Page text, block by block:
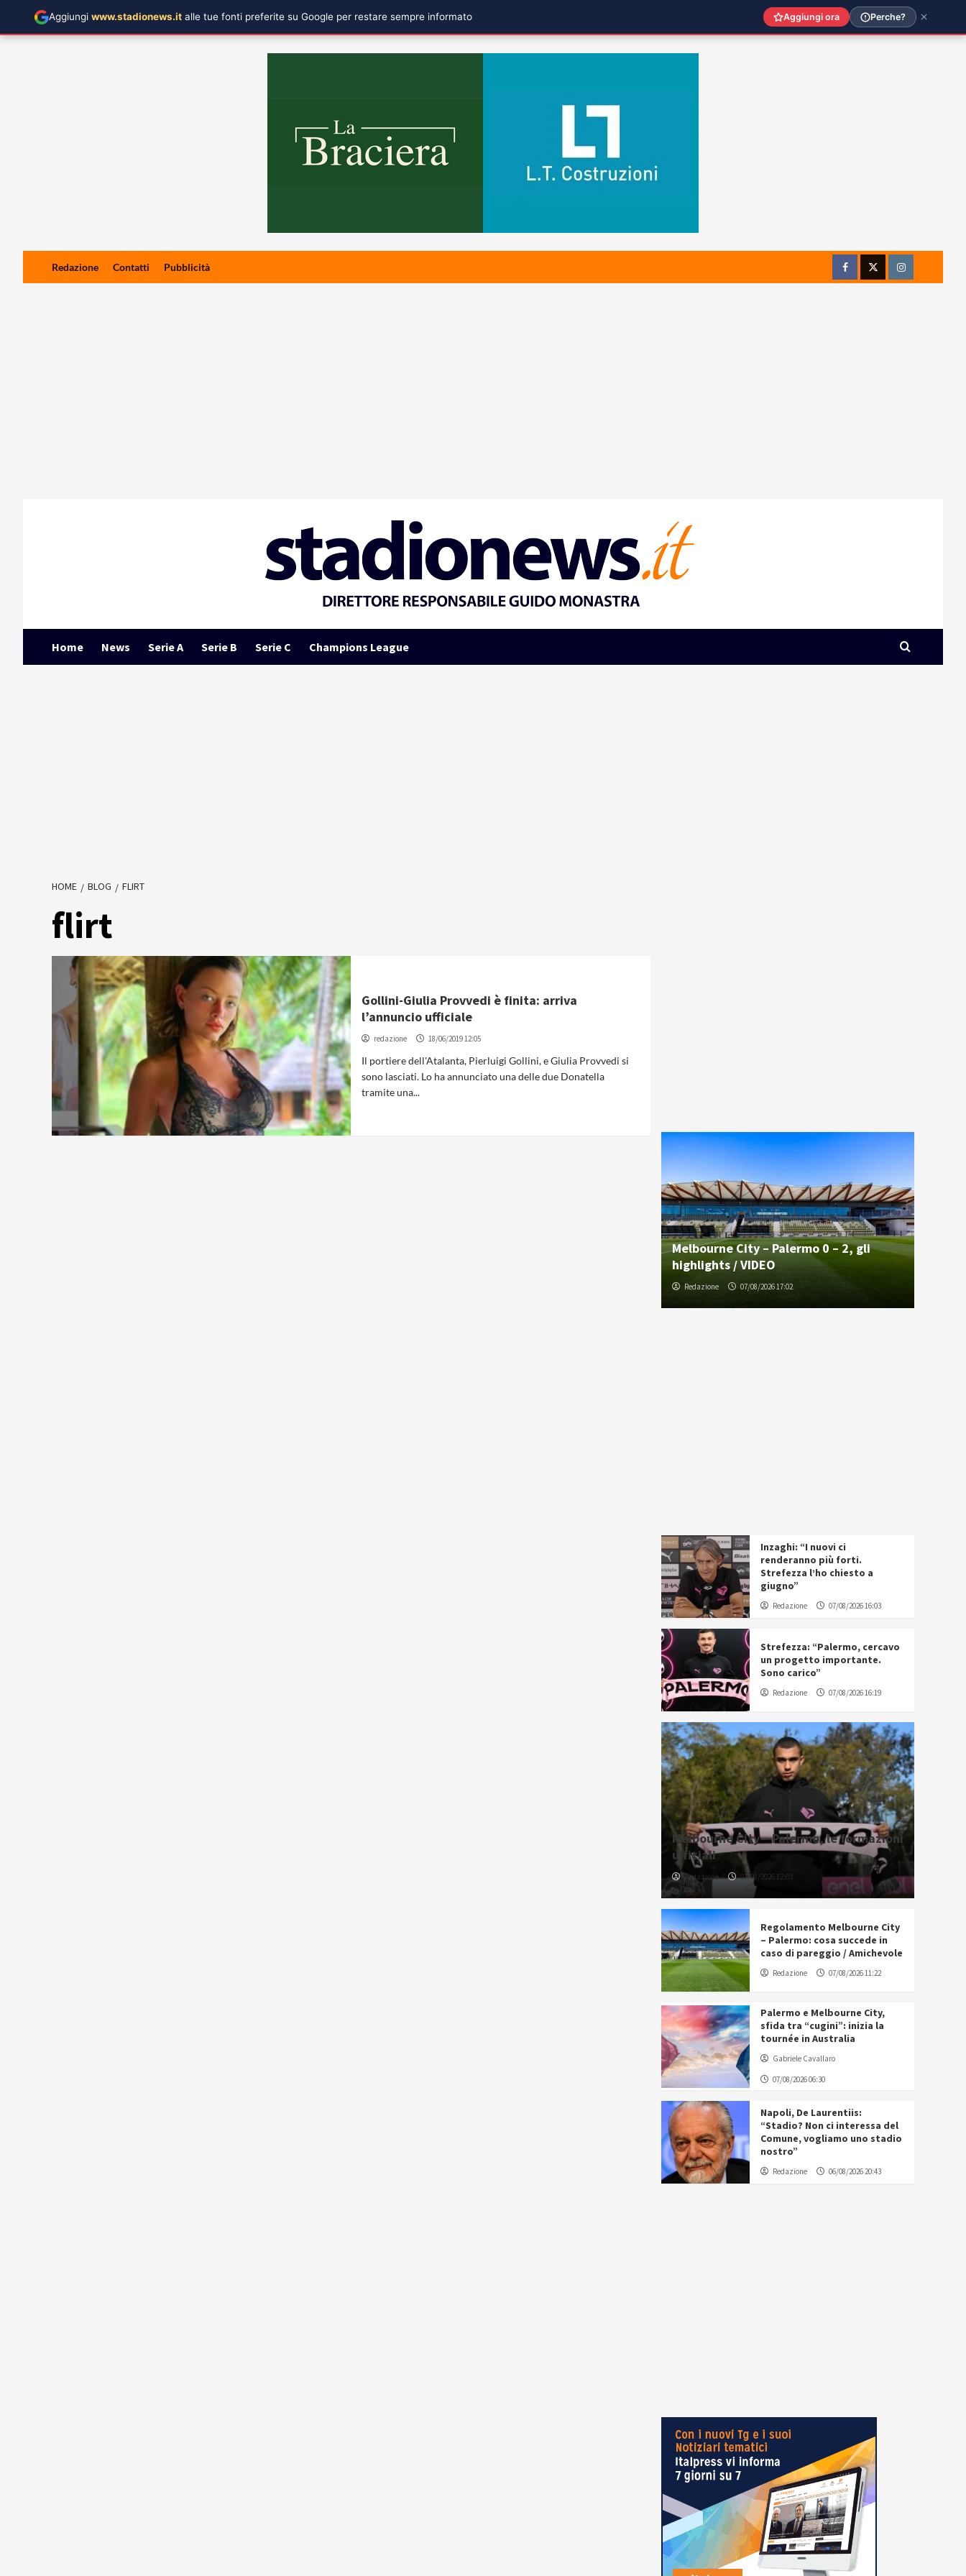
Redazione Contatti Pubblicità
FacebookTwitterInstagram
Home News Serie A Serie B Serie C Champions League
HOME BLOG FLIRT
flirt
Gollini-Giulia Provvedi è finita: arriva
l’annuncio ufficiale
redazione 18/06/2019 12:05
Il portiere dell'Atalanta, Pierluigi Gollini, e Giulia Provvedi si
sono lasciati. Lo ha annunciato una delle due Donatella
tramite una...
Melbourne City – Palermo 0 – 2, gli
highlights / VIDEO
Redazione 07/08/2026 17:02
Inzaghi: “I nuovi ci
renderanno più forti.
Strefezza l’ho chiesto a
giugno”
Redazione 07/08/2026 16:03
Strefezza: “Palermo, cercavo
un progetto importante.
Sono carico”
Redazione 07/08/2026 16:19
Melbourne City – Palermo, le formazioni
ufficiali
Redazione 07/08/2026 12:03
Regolamento Melbourne City
– Palermo: cosa succede in
caso di pareggio / Amichevole
Redazione 07/08/2026 11:22
Palermo e Melbourne City,
sfida tra “cugini”: inizia la
tournée in Australia
Gabriele Cavallaro
07/08/2026 06:30
Napoli, De Laurentiis:
“Stadio? Non ci interessa del
Comune, vogliamo uno stadio
nostro”
Redazione 06/08/2026 20:43
Aggiungi www.stadionews.it alle tue fonti preferite su Google per restare sempre informato Aggiungi ora Perche?